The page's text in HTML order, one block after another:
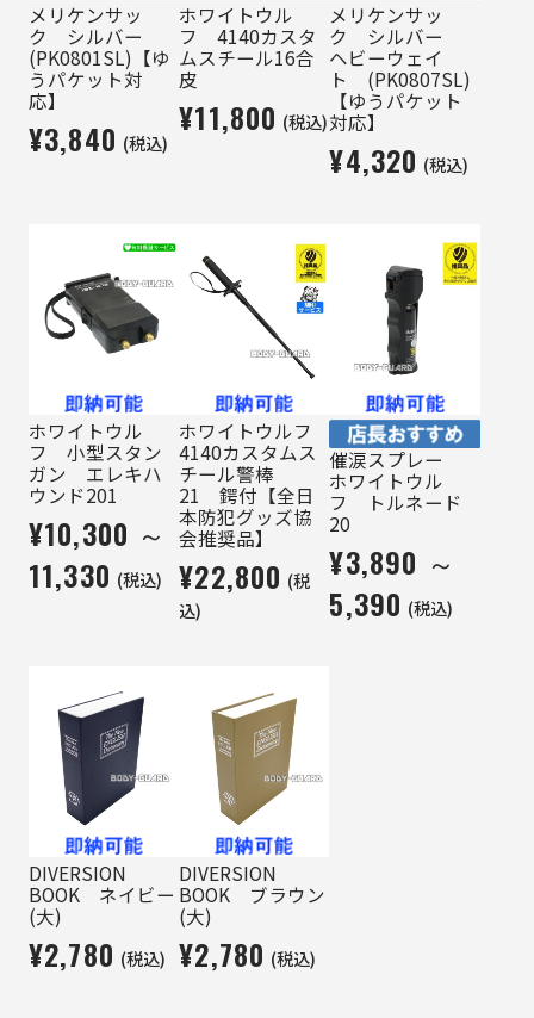
メリケンサッ
ク シルバー
(PK0801SL)【ゆ
うパケット対
応】
¥3,840 (税込)
ホワイトウル
フ 4140カスタ
ムスチール16合
皮
¥11,800 (税込)
メリケンサッ
ク シルバー
ヘビーウェイ
ト (PK0807SL)
【ゆうパケット
対応】
¥4,320 (税込)
ホワイトウル
フ 小型スタン
ガン エレキハ
ウンド201
¥10,300 ～
11,330 (税込)
ホワイトウルフ
4140カスタムス
チール警棒
21 鍔付【全日
本防犯グッズ協
会推奨品】
¥22,800 (税
込)
催涙スプレー
ホワイトウル
フ トルネード
20
¥3,890 ～
5,390 (税込)
DIVERSION
BOOK ネイビー
(大)
¥2,780 (税込)
DIVERSION
BOOK ブラウン
(大)
¥2,780 (税込)